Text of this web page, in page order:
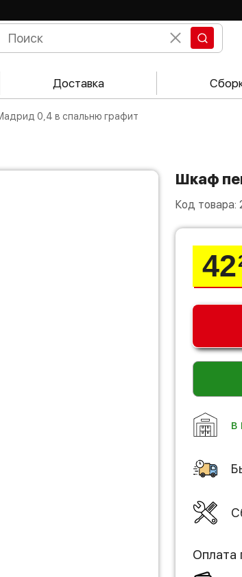
Доставка
0,4 в спальню графит
Шкаф
Код товара:
42
в
Оплата